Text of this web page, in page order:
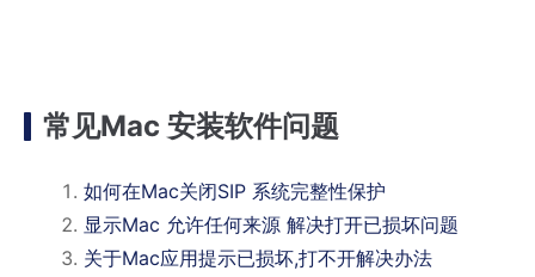
常见Mac 安装软件问题
如何在Mac关闭SIP 系统完整性保护
显示Mac 允许任何来源 解决打开已损坏问题
关于Mac应用提示已损坏,打不开解决办法